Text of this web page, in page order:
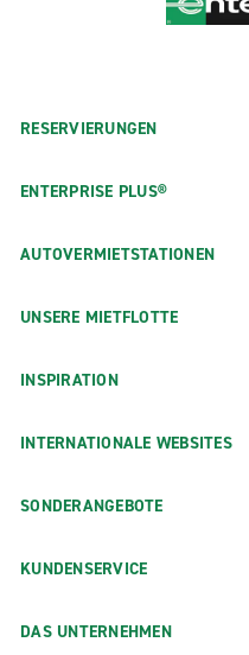
RESERVIERUNGEN
ENTERPRISE PLUS®
AUTOVERMIETSTATIONEN
UNSERE MIETFLOTTE
INSPIRATION
INTERNATIONALE WEBSITES
SONDERANGEBOTE
KUNDENSERVICE
DAS UNTERNEHMEN